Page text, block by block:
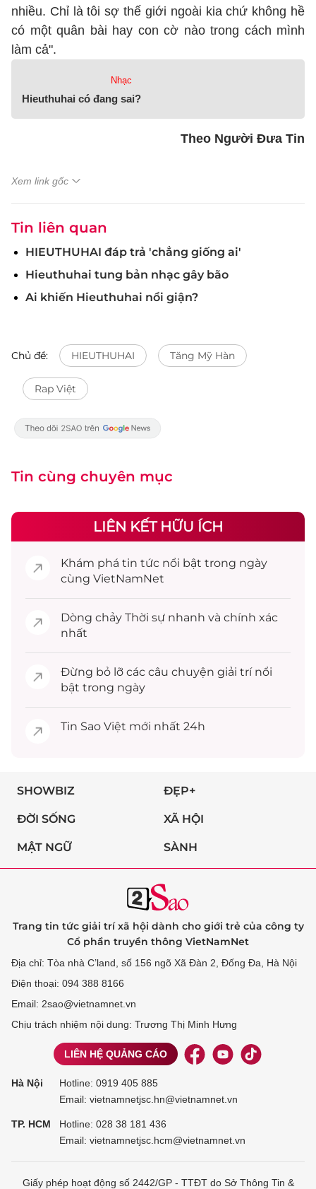
nhiều. Chỉ là tôi sợ thế giới ngoài kia chứ không hề
có một quân bài hay con cờ nào trong cách mình
làm cả".
Nhạc
Hieuthuhai có đang sai?
Theo Người Đưa Tin
Xem link gốc
Tin liên quan
HIEUTHUHAI đáp trả 'chẳng giống ai'
Hieuthuhai tung bản nhạc gây bão
Ai khiến Hieuthuhai nổi giận?
Chủ đề: HIEUTHUHAI Tăng Mỹ Hàn
Rap Việt
Tin cùng chuyên mục
LIÊN KẾT HỮU ÍCH
Khám phá tin tức nổi bật trong ngày
cùng VietNamNet
Dòng chảy Thời sự nhanh và chính xác
nhất
Đừng bỏ lỡ các câu chuyện giải trínổi
bật trong ngày
Tin Sao Việt mới nhất 24h
SHOWBIZ ĐẸP+
ĐỜI SỐNG XÃ HỘI
MẬT NGỮ SÀNH
Trang tin tức giải trí xã hội dành cho giới trẻ của công ty
Cổ phần truyền thông VietNamNet
Địa chỉ: Tòa nhà C’land, số 156 ngõ Xã Đàn 2, Đống Đa, Hà Nội
Điện thoại: 094 388 8166
Email: 2sao@vietnamnet.vn
Chịu trách nhiệm nội dung: Trương Thị Minh Hưng
LIÊN HỆ QUẢNG CÁO
Hà Nội Hotline: 0919 405 885
Email: vietnamnetjsc.hn@vietnamnet.vn
TP. HCM Hotline: 028 38 181 436
Email: vietnamnetjsc.hcm@vietnamnet.vn
Giấy phép hoạt động số 2442/GP - TTĐT do Sở Thông Tin &